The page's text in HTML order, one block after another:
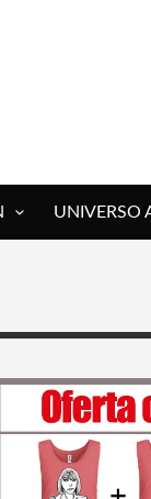
UNIVERSO